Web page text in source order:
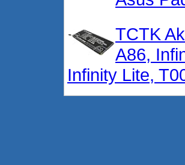
TCTK
A86,
Infinity Lite,